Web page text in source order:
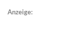
Anzeige: